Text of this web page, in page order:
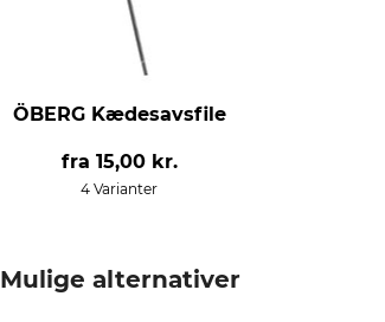
ÖBERG Kædesavsfile
fra 15,00 kr.
4 Varianter
Mulige alternativer